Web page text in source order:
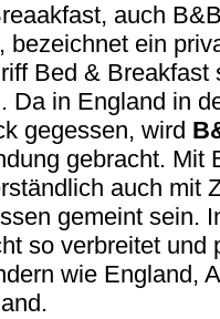
auch
bezeichnet ein
Bed & Breakfast
Da in England in
gegessen, wird
gebracht. Mit
auch mit
gemeint sein.
so verbreitet und
wie England,